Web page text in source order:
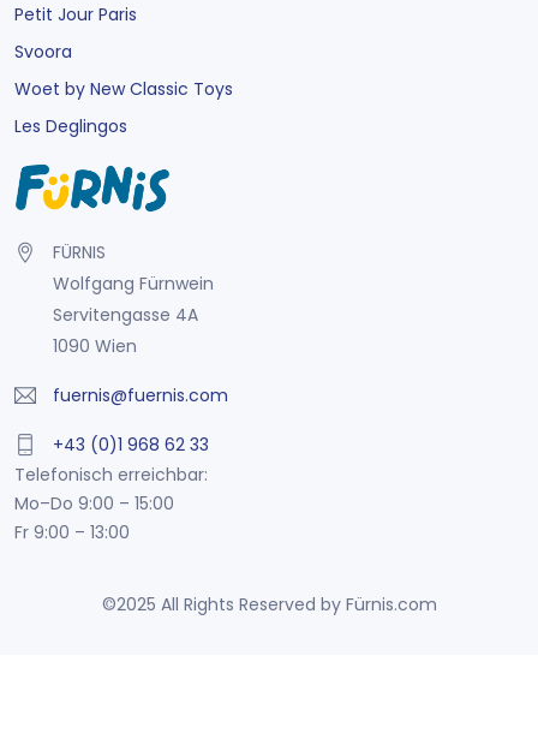
Petit Jour Paris
Svoora
Woet by New Classic Toys
Les Deglingos
FÜRNIS
Wolfgang Fürnwein
Servitengasse 4A
1090 Wien
fuernis@fuernis.com
+43 (0)1 968 62 33
Telefonisch erreichbar:
Mo–Do 9:00 – 15:00
Fr 9:00 – 13:00
©2025 All Rights Reserved by Fürnis.com